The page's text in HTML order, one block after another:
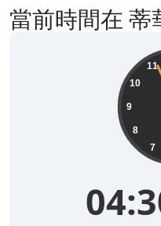
當前時間在
7
8
9
10
11